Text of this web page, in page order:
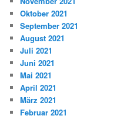
Oktober 2021
September 2021
August 2021
Juli 2021
Juni 2021
Mai 2021
April 2021
März 2021
Februar 2021